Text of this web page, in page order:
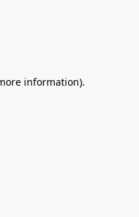
information).